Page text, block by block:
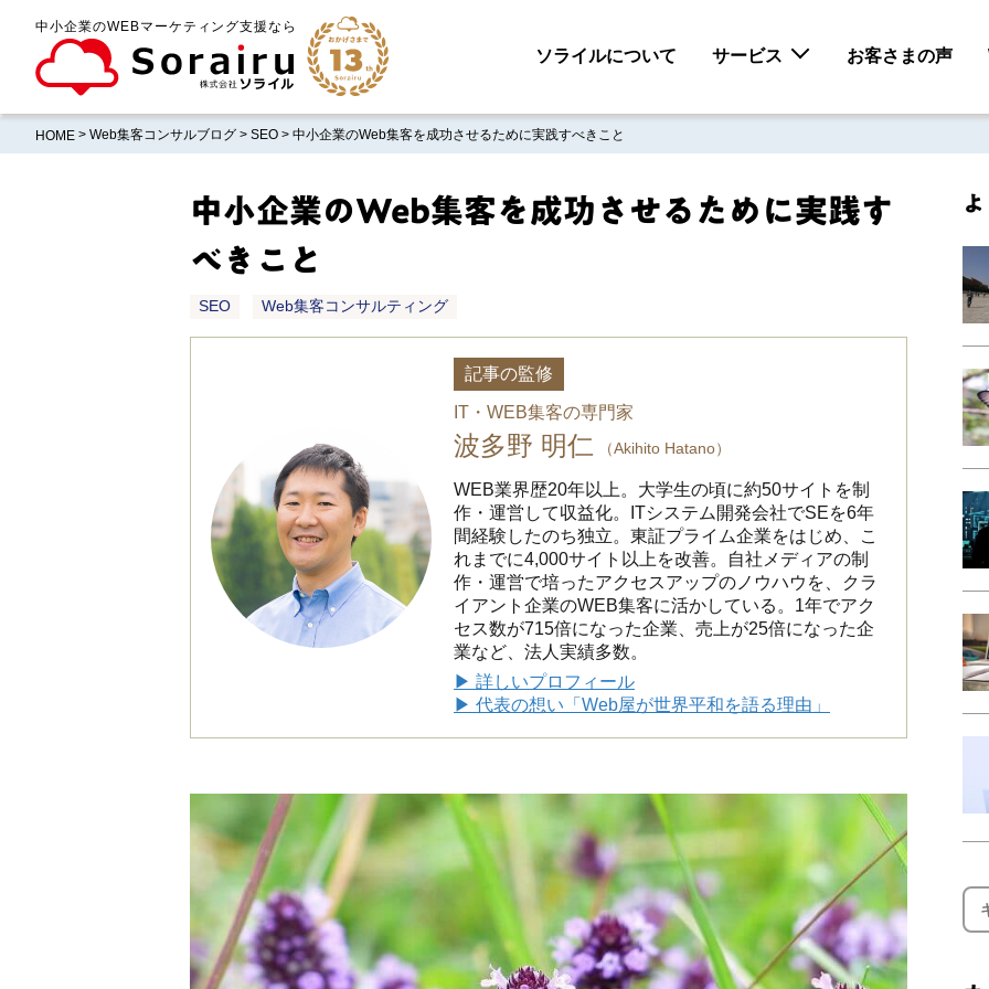
中小企業のWEBマーケティング支援なら
ソライルについて サービス お客さまの声
HOME > Web集客コンサルブログ > SEO > 中小企業のWeb集客を成功させるために実践すべきこと
中小企業のWeb集客を成功させるために実践す
べきこと
SEO Web集客コンサルティング
記事の監修
IT・WEB集客の専門家
波多野 明仁 （Akihito Hatano）
WEB業界歴20年以上。大学生の頃に約50サイトを制
作・運営して収益化。ITシステム開発会社でSEを6年
間経験したのち独立。東証プライム企業をはじめ、こ
れまでに4,000サイト以上を改善。自社メディアの制
作・運営で培ったアクセスアップのノウハウを、クラ
イアント企業のWEB集客に活かしている。1年でアク
セス数が715倍になった企業、売上が25倍になった企
業など、法人実績多数。
▶ 詳しいプロフィール
▶ 代表の想い「Web屋が世界平和を語る理由」